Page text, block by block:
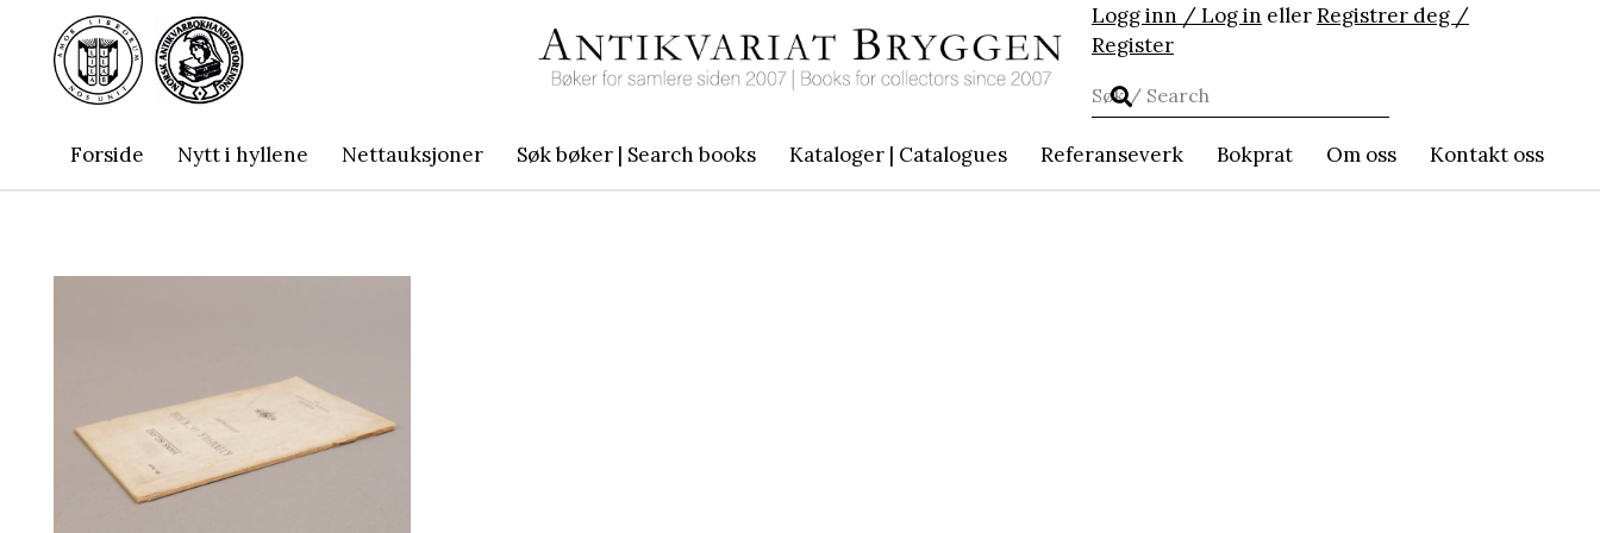
Logg inn / Log in ellerRegistrer deg /
Register
Forside Nytt i hyllene Nettauksjoner Søk bøker | Search books Kataloger | Catalogues Referanseverk Bokprat Om oss Kontakt oss